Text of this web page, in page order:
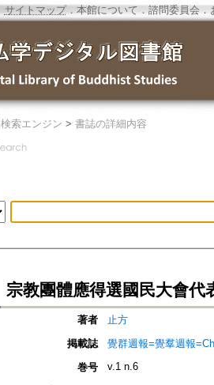
サイトマップ．本館について ． 諮問委員会．
検索エンジン > 書誌の詳細内容
宗教團體應得選國民大會代
著者
止方
掲載誌
覺群週報=覺羣週報
巻号
v.1 n.6